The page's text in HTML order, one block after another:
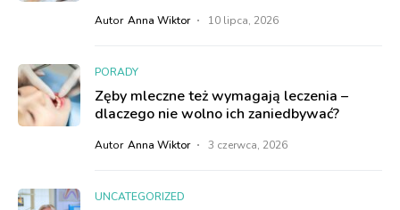
Autor Anna Wiktor 10 lipca, 2026
PORADY
Zęby mleczne też wymagają leczenia –
dlaczego nie wolno ich zaniedbywać?
Autor Anna Wiktor 3 czerwca, 2026
UNCATEGORIZED